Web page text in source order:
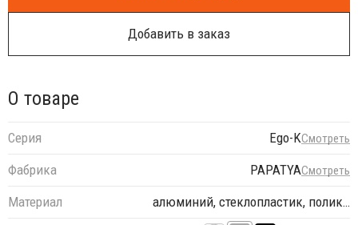
Добавить в заказ
О товаре
Серия Ego-KСмотреть
Фабрика PAPATYAСмотреть
Материал
алюминий, стеклопластик, полик…